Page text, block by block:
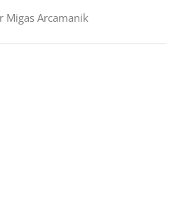
Migas Arcamanik